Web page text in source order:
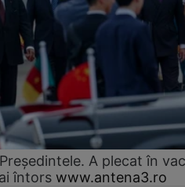
A plecat în
întors www.antena3.ro